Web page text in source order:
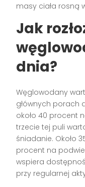
masy ciała rosną
Jak
dnia?
Węglowodany
głównych porach
około 40 procent
trzecie tej puli
śniadanie. Około
procent na
wspiera
przy regularnej